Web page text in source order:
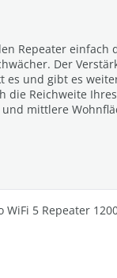
Repeater einfach
Der
es und gibt es
die Reichweite
mittlere